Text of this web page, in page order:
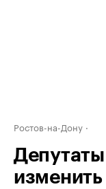
Ростов-на-Дону